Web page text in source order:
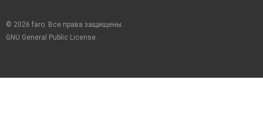
© 2026 faro. Все права защищены.
GNU General Public License.